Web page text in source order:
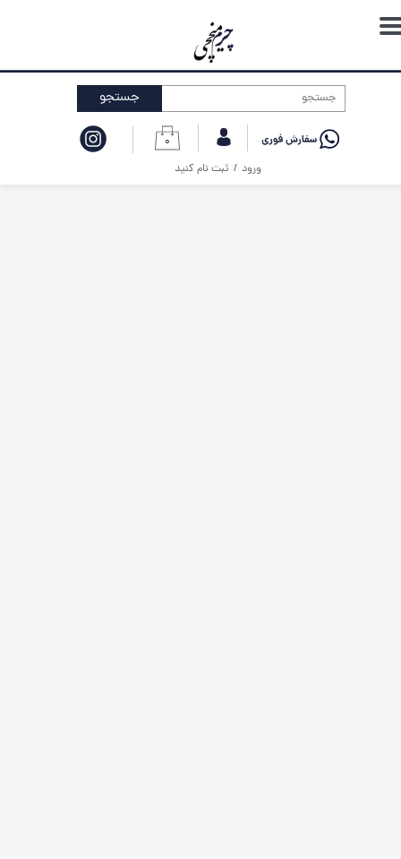
۰
ورود / ثبت نام کنید
حساب کاربری من
تغییر گذر واژه
خروج از حساب کاربری
جستجو